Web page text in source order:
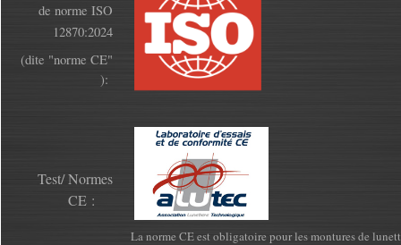
de norme ISO
12870:2024
(dite "norme CE"
):
Test/ Normes
CE :
La norme CE est obligatoire pour les montures de